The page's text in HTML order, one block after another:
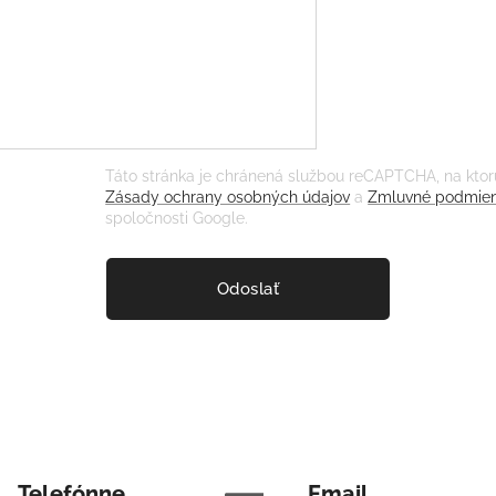
Táto stránka je chránená službou reCAPTCHA, na
Zásady ochrany osobných údajov aZmluvné
spoločnosti Google.
Odoslať